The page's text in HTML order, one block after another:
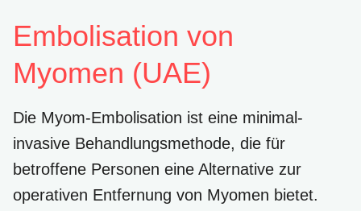
Embolisation von
Myomen (UAE)
Die Myom-Embolisation ist eine minimal-
invasive Behandlungsmethode, die für
betroffene Personen eine Alternative zur
operativen Entfernung von Myomen bietet.